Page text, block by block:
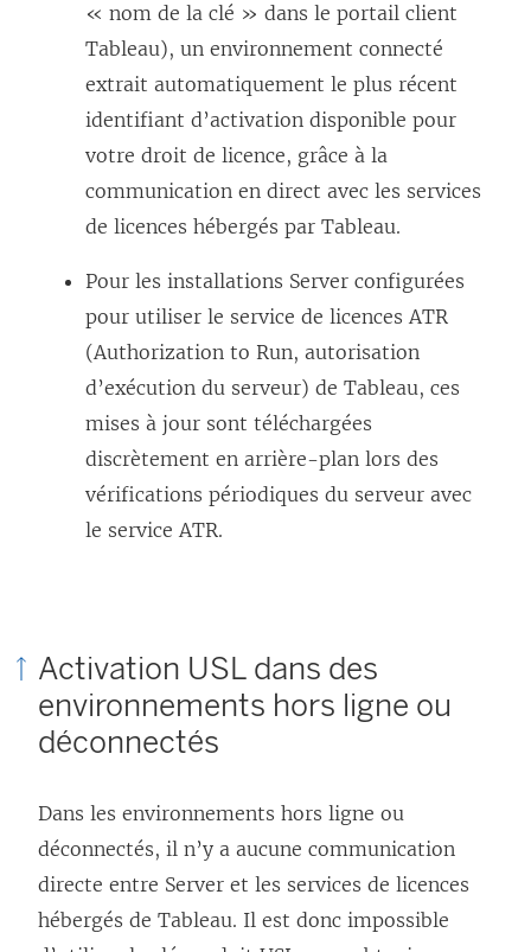
« nom de la clé » dans le portail client
Tableau), un environnement connecté
extrait automatiquement le plus récent
identifiant d’activation disponible pour
votre droit de licence, grâce à la
communication en direct avec les services
de licences hébergés par Tableau.
Pour les installations Server configurées
pour utiliser le service de licences ATR
(Authorization to Run, autorisation
d’exécution du serveur) de Tableau, ces
mises à jour sont téléchargées
discrètement en arrière-plan lors des
vérifications périodiques du serveur avec
le service ATR.
Activation USL dans des
environnements hors ligne ou
déconnectés
Dans les environnements hors ligne ou
déconnectés, il n’y a aucune communication
directe entre Server et les services de licences
hébergés de Tableau. Il est donc impossible